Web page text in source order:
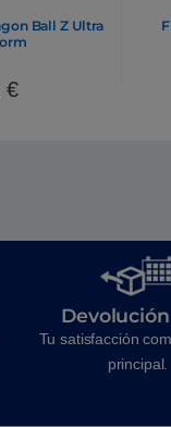
Ball Z Ultra
€
Tu satisfacción
principal.